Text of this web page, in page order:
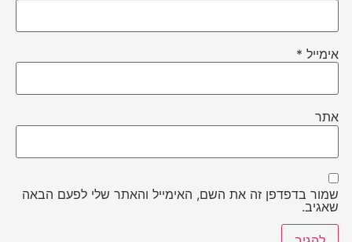
אימייל *
אתר
שמור בדפדפן זה את השם, האימייל והאתר שלי לפעם הבאה
שאגיב.